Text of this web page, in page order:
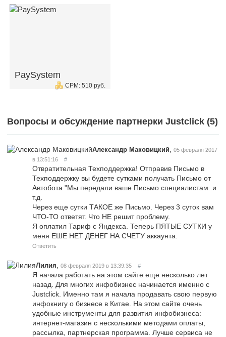
PaySystem
CPM: 510 руб.
Вопросы и обсуждение партнерки Justclick (5)
Александр Маковицкий
05 февраля 2017
в 13:51:16
#
Отвратительная Техподдержка! Отправив Письмо в
Техподдержку вы будете сутками получать Письмо от
Автобота "Мы передали ваше Письмо специалистам..и
т.д.
Через еще сутки ТАКОЕ же Письмо. Через 3 суток вам
ЧТО-ТО ответят. Что НЕ решит проблему.
Я оплатил Тариф с Яндекса. Теперь ПЯТЫЕ СУТКИ у
меня ЕШЕ НЕТ ДЕНЕГ НА СЧЕТУ аккаунта.
Ответить
Лилия 08 февраля 2019 в 13:39:35 #
Я начала работать на этом сайте еще несколько лет
назад. Для многих инфобизнес начинается именно с
Justclick. Именно там я начала продавать свою первую
инфокнигу о бизнесе в Китае. На этом сайте очень
удобные инструменты для развития инфобизнеса:
интернет-магазин с несколькими методами оплаты,
рассылка, партнерская программа. Лучше сервиса не